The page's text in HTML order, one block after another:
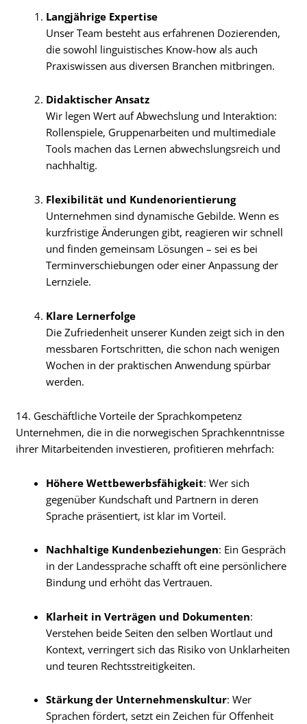
Langjährige Expertise
Unser Team besteht aus erfahrenen Dozierenden,
die sowohl linguistisches Know-how als auch
Praxiswissen aus diversen Branchen mitbringen.
Didaktischer Ansatz
Wir legen Wert auf Abwechslung und Interaktion:
Rollenspiele, Gruppenarbeiten und multimediale
Tools machen das Lernen abwechslungsreich und
nachhaltig.
Flexibilität und Kundenorientierung
Unternehmen sind dynamische Gebilde. Wenn es
kurzfristige Änderungen gibt, reagieren wir schnell
und finden gemeinsam Lösungen – sei es bei
Terminverschiebungen oder einer Anpassung der
Lernziele.
Klare Lernerfolge
Die Zufriedenheit unserer Kunden zeigt sich in den
messbaren Fortschritten, die schon nach wenigen
Wochen in der praktischen Anwendung spürbar
werden.
14. Geschäftliche Vorteile der Sprachkompetenz
Unternehmen, die in die norwegischen Sprachkenntnisse
ihrer Mitarbeitenden investieren, profitieren mehrfach:
Höhere Wettbewerbsfähigkeit: Wer sich
gegenüber Kundschaft und Partnern in deren
Sprache präsentiert, ist klar im Vorteil.
Nachhaltige Kundenbeziehungen: Ein Gespräch
in der Landessprache schafft oft eine persönlichere
Bindung und erhöht das Vertrauen.
Klarheit in Verträgen und Dokumenten:
Verstehen beide Seiten den selben Wortlaut und
Kontext, verringert sich das Risiko von Unklarheiten
und teuren Rechtsstreitigkeiten.
Stärkung der Unternehmenskultur: Wer
Sprachen fördert, setzt ein Zeichen für Offenheit